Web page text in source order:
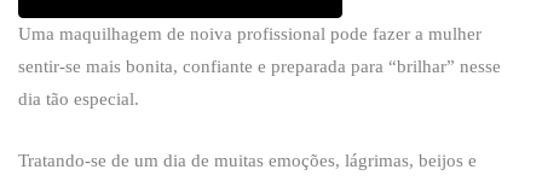
Uma maquilhagem de noiva profissional pode fazer a mulher
sentir-se mais bonita, confiante e preparada para “brilhar” nesse
dia tão especial.
Tratando-se de um dia de muitas emoções, lágrimas, beijos e